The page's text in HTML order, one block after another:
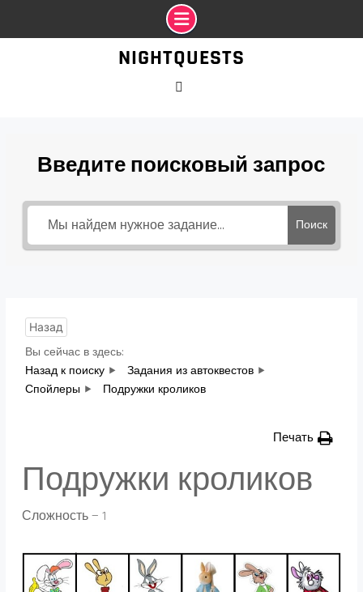
NIGHTQUESTS
Введите поисковый запрос
Поиск
Назад
Вы сейчас в здесь:
Назад к поиску
Задания из автоквестов
Спойлеры
Подружки кроликов
Печать
Подружки кроликов
Сложность — 1